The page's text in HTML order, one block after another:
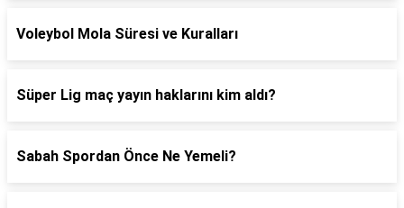
Voleybol Mola Süresi ve Kuralları
Süper Lig maç yayın haklarını kim aldı?
Sabah Spordan Önce Ne Yemeli?